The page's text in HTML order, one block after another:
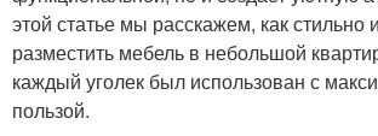
этой статье мы расскажем, как стильно
разместить мебель в небольшой
каждый уголек был использован с
пользой.